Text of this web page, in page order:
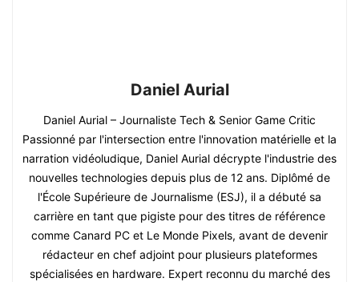
Daniel Aurial
Daniel Aurial – Journaliste Tech & Senior Game Critic
Passionné par l'intersection entre l'innovation matérielle et la
narration vidéoludique, Daniel Aurial décrypte l'industrie des
nouvelles technologies depuis plus de 12 ans. Diplômé de
l'École Supérieure de Journalisme (ESJ), il a débuté sa
carrière en tant que pigiste pour des titres de référence
comme Canard PC et Le Monde Pixels, avant de devenir
rédacteur en chef adjoint pour plusieurs plateformes
spécialisées en hardware. Expert reconnu du marché des